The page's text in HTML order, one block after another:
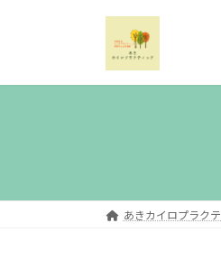
プ
動
あきカイロプラク